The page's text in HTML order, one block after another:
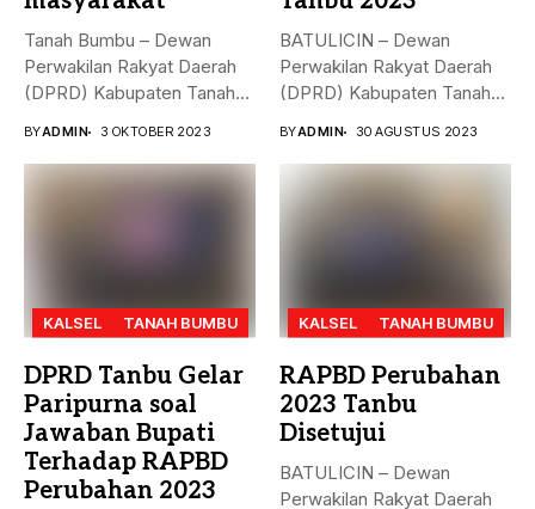
Tanah Bumbu – Dewan
Perwakilan Rakyat Daerah
(DPRD) Kabupaten Tanah
BYADMIN 3 OKTOBER 2023
BATULICIN – Dewan
Perwakilan Rakyat Daerah
(DPRD) Kabupaten Tanah
BYADMIN 30 AGUSTUS 2023
KALSEL TANAH BUMBU
DPRD Tanbu Gelar
Paripurna soal
Jawaban Bupati
Terhadap RAPBD
Perubahan 2023
KALSEL TANAH BUMBU
RAPBD Perubahan
2023 Tanbu
Disetujui
BATULICIN – Dewan
Perwakilan Rakyat Daerah